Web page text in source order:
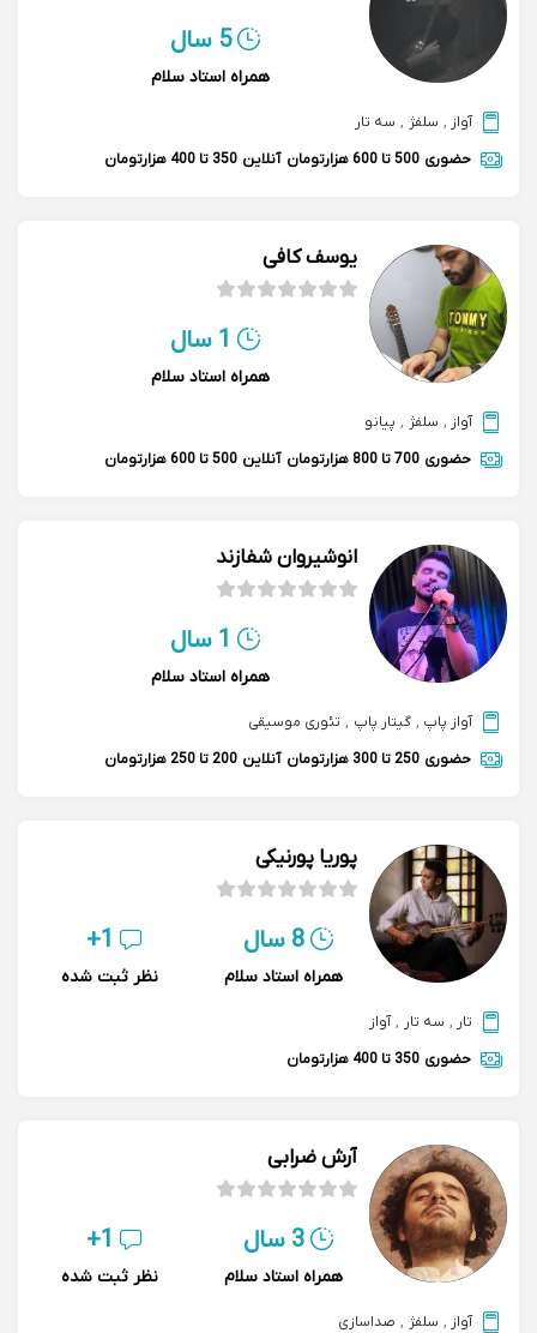
5 سال
همراه استاد سلام
آواز , سلفژ , سه تار
حضوری 500 تا 600 هزارتومان آنلاین 350 تا 400 هزارتومان
یوسف کافی
1 سال
همراه استاد سلام
آواز , سلفژ , پیانو
حضوری 700 تا 800 هزارتومان آنلاین 500 تا 600 هزارتومان
انوشیروان شفازند
1 سال
همراه استاد سلام
آواز پاپ , گیتار پاپ , تئوری موسیقی
حضوری 250 تا 300 هزارتومان آنلاین 200 تا 250 هزارتومان
پوریا پورنیکی
8 سال
همراه استاد سلام
1+
نظر ثبت شده
تار , سه تار , آواز
حضوری 350 تا 400 هزارتومان
آرش ضرابی
3 سال
همراه استاد سلام
1+
نظر ثبت شده
آواز , سلفژ , صداسازی